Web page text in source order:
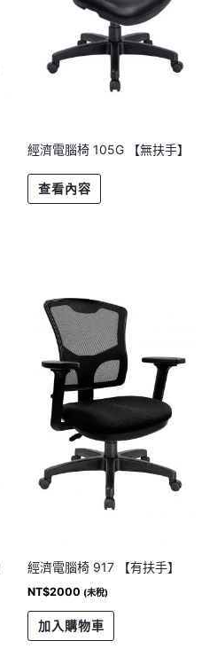
經濟電腦椅 105G 【無扶手】
查看內容
經濟電腦椅 917 【有扶手】
NT$2000 (未稅)
加入購物車